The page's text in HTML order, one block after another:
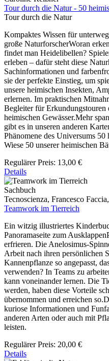
Tour durch die Natur - 50
Tour durch die Natur
Kompaktes Wissen für
große NaturforscherWoran
findet man Heidelibellen?
erleben – dafür steht diese
Sachinformationen und
sie der perfekte Einstieg, um
unsere heimischen Insekten,
erlernen. Im praktischen
Begleiter für Erkundungstouren
heimischen Gewässer.Mehr
gibt es in unseren anderen
Phänomene des Universums
Wiese 50 unserer heimischen
Regulärer Preis: 13,00 €
Details
Sachbuch
Tecnoscienza, Francesco
Teamwork im Tierreich
Ein witzig illustriertes
Panoramaseite zum
erfrieren. Die Anelosimus-
Arbeit nach ihren persönlichen
Kannenpflanze so angepasst,
verwenden? In Teams zu
kann voneinander lernen. Die
werden, haben diese Vorteile
übernommen und erreichen
kuriose Informationen und
anderen Arten oder auch mit
leisten.
Regulärer Preis: 20,00 €
Details